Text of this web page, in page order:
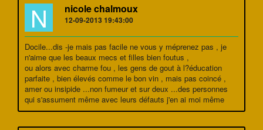
N nicole chalmoux
12-09-2013 19:43:00
Docile...dis -je mais pas facile ne vous y méprenez pas , je
n'aime que les beaux mecs et filles bien foutus ,
ou alors avec charme fou , les gens de gout à l?éducation
parfaite , bien élevés comme le bon vin , mais pas coincé ,
amer ou insipide ...non fumeur et sur deux ...des personnes
qui s'assument même avec leurs défauts j'en ai moi même